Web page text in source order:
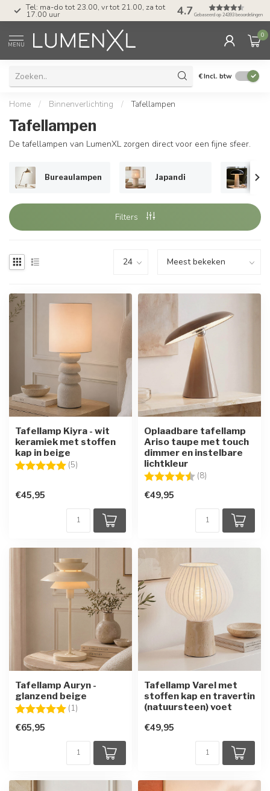
Tel: ma-do tot 23.00, vr tot 21.00, za tot
17.00 uur 4.7 Gebaseerd op 24393 beoordelingen
MENU
0
€Incl. btw
Home / Binnenverlichting / Tafellampen
Tafellampen
De tafellampen van LumenXL zorgen direct voor een fijne sfeer.
Bureaulampen Japandi
Filters
Tafellamp Kiyra - wit
keramiek met stoffen
kap in beige
Beoordeling: (5)
€45,95
Oplaadbare tafellamp
Ariso taupe met touch
dimmer en instelbare
lichtkleur
Beoordeling: (8)
€49,95
Tafellamp Auryn -
glanzend beige
Beoordeling: (1)
€65,95
Tafellamp Varel met
stoffen kap en travertin
(natuursteen) voet
€49,95